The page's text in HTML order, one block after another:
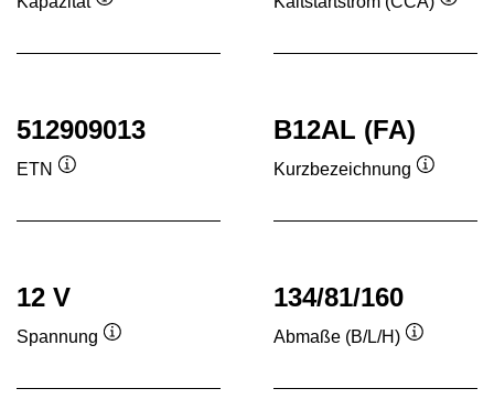
512909013
ETN
B12AL (FA)
Kurzbezeichnung
12 V
Spannung
134/81/160
Abmaße (B/L/H)